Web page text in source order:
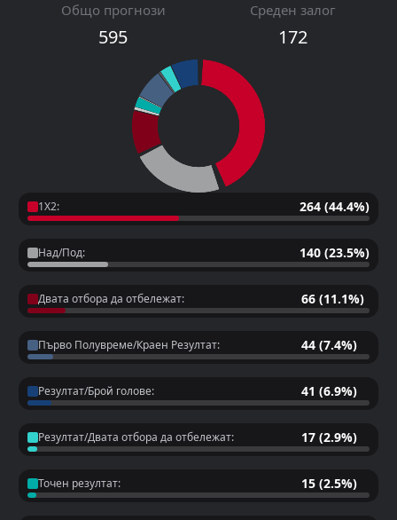
Общо прогнози
595
Среден залог
172
1X2: 264 (44.4%)
Над/Под: 140 (23.5%)
Двата отбора да отбележат: 66 (11.1%)
Първо Полувреме/Краен Резултат: 44 (7.4%)
Резултат/Брой голове: 41 (6.9%)
Резултат/Двата отбора да отбележат: 17 (2.9%)
Точен резултат: 15 (2.5%)